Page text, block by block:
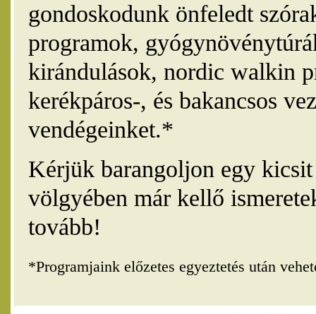
gondoskodunk önfeledt
programok,
kirándulások, nordic walkin
kerékpáros-, és bakancsos
vendégeinket.*
Kérjük barangoljon egy
völgyében már kellő
tovább!
*Programjaink előzetes egyeztetés után